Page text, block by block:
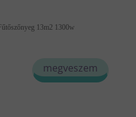
13m2 1300w
megveszem